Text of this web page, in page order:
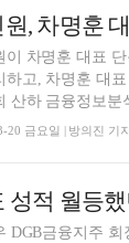
, 차명훈
이 차명훈 대표
하고, 차명훈 대
산하 금융정보분
20 금요일 | 방의진 기
DGB금융지주